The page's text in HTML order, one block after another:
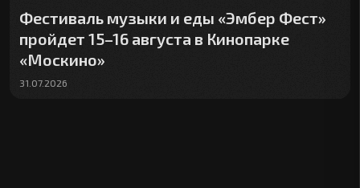
Фестиваль музыки и еды «Эмбер Фест»
пройдет 15–16 августа в Кинопарке
«Москино»
31.07.2026